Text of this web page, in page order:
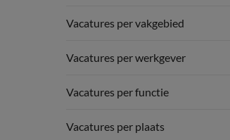
Vacatures per vakgebied
Vacatures per werkgever
Vacatures per functie
Vacatures per plaats